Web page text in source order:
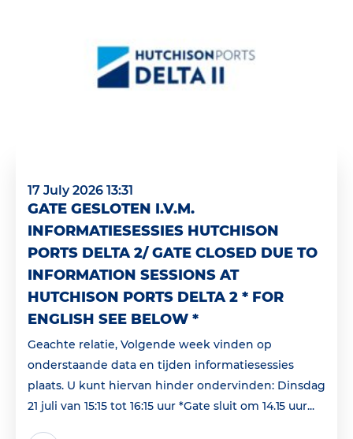
17 July 2026 13:31
GATE GESLOTEN I.V.M.
INFORMATIESESSIES HUTCHISON
PORTS DELTA 2/ GATE CLOSED DUE TO
INFORMATION SESSIONS AT
HUTCHISON PORTS DELTA 2 * FOR
ENGLISH SEE BELOW *
Geachte relatie, Volgende week vinden op
onderstaande data en tijden informatiesessies
plaats. U kunt hiervan hinder ondervinden: Dinsdag
21 juli van 15:15 tot 16:15 uur *Gate sluit om 14.15 uur...